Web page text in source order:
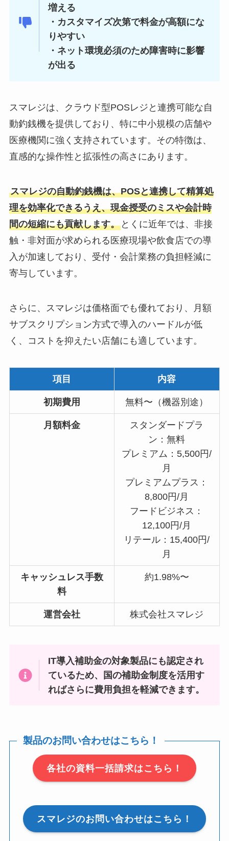
増える
・カスタマイズ次第で料金が高額にな
りやすい
・ネット環境必須のため障害時に影響
が出る
スマレジは、クラウド型POSレジと連携可能な自
動釣銭機を提供しており、特に中小規模の店舗や
医療機関に強く支持されています。その特徴は、
直感的な操作性と拡張性の高さにあります。
スマレジの自動釣銭機は、POSと連携して精算処
理を効率化できるうえ、現金授受のミスや会計時
間の短縮にも貢献します。とくに近年では、非接
触・非対面が求められる医療現場や飲食店での導
入が加速しており、受付・会計業務の負担軽減に
寄与しています。
さらに、スマレジは価格面でも優れており、月額
サブスクリプション方式で導入のハードルが低
く、コストを抑えたい店舗にも適しています。
項目 内容
初期費用 無料〜（機器別途）
月額料金
スタンダードプラ
ン：無料
プレミアム：5,500円/
月
プレミアムプラス：
8,800円/月
フードビジネス：
12,100円/月
リテール：15,400円/
月
キャッシュレス手数
料
約1.98%〜
運営会社 株式会社スマレジ
IT導入補助金の対象製品にも認定され
ているため、国の補助金制度を活用す
ればさらに費用負担を軽減できます。
製品のお問い合わせはこちら！
各社の資料一括請求はこちら！
スマレジのお問い合わせはこちら！